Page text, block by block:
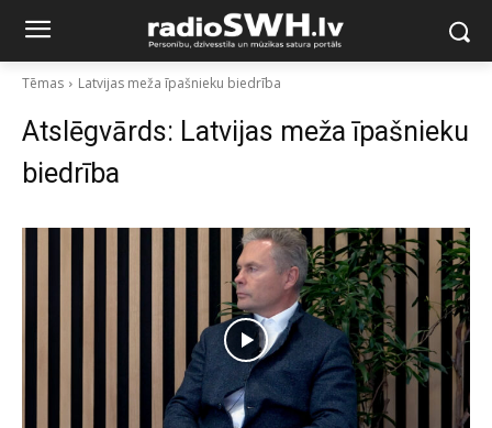
Tēmas Latvijas meža īpašnieku biedrība
Atslēgvārds: Latvijas meža īpašnieku
biedrība